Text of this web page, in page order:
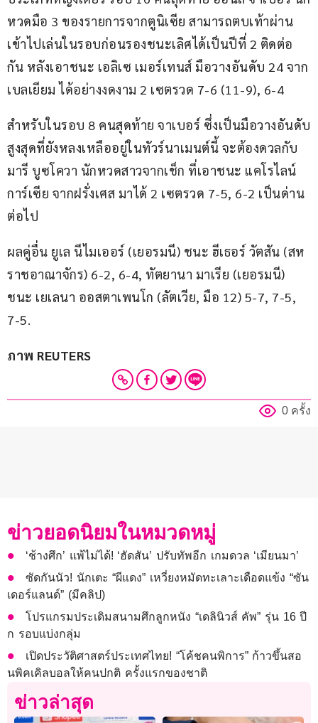
หวดมือ 3 ของรายการจากตูนิเซีย สามารถตบเท้าผ่าน
เข้าไปเล่นในรอบก่อนรองชนะเลิศได้เป็นปีที่ 2 ติดต่อ
กัน หลังเอาชนะ เอลิเซ เมอร์เทนส์ มือวางอันดับ 24 จาก
เบลเยียม ได้อย่างงดงาม 2 เซตรวด 7-6 (11-9), 6-4
สำหรับในรอบ 8 คนสุดท้าย จาเบอร์ ซึ่งเป็นมือวางอันดับ
สูงสุดที่ยังหลงเหลืออยู่ในทัวร์นาเมนต์นี้ จะต้องดวลกับ
มารี บูซโควา นักหวดสาวจากเช็ก ที่เอาชนะ แคโรไลน์
การ์เซีย จากฝรั่งเศส มาได้ 2 เซตรวด 7-5, 6-2 เป็นด่าน
ต่อไป
ผลคู่อื่น ยูเล นีไมเออร์ (เยอรมนี) ชนะ ฮีเธอร์ วัตสัน (สห
ราชอาณาจักร) 6-2, 6-4, ทัตยานา มาเรีย (เยอรมนี)
ชนะ เยเลนา ออสตาเพนโก (ลัตเวีย, มือ 12) 5-7, 7-5,
7-5.
ภาพ REUTERS
0 ครั้ง
ข่าวยอดนิยมในหมวดหมู่
‘ช้างศึก’ แพ้ไม่ได้! ‘ฮัดสัน’ ปรับทัพอีก เกมดวล ‘เมียนมา’
ซัดกันนัว! นักเตะ “ผีแดง” เหวี่ยงหมัดทะเลาะเดือดแข้ง “ซัน
เดอร์แลนด์” (มีคลิป)
โปรแกรมประเดิมสนามศึกลูกหนัง “เดลินิวส์ คัพ” รุ่น 16 ปี
ก รอบแบ่งกลุ่ม
เปิดประวัติศาสตร์ประเทศไทย! “โค้ชคนพิการ” ก้าวขึ้นสอ
นพิคเคิลบอลให้คนปกติ ครั้งแรกของชาติ
ข่าวล่าสุด